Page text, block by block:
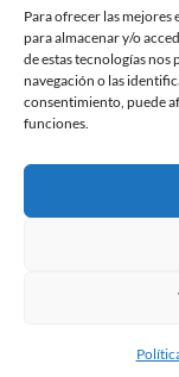
Para ofrecer las
para almacenar y/o
de estas tecnologías
navegación o las
consentimiento, puede
funciones.
INFORMACIÓN
Aviso Legal